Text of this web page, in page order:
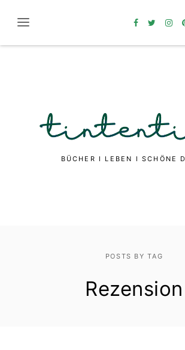
BÜCHER I LEBEN I SCHÖNE
POSTS BY TAG
Rezension